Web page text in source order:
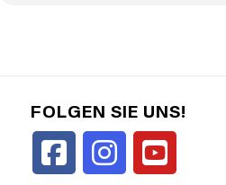
FOLGEN SIE UNS!